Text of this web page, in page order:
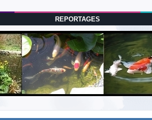
REPORTAGES